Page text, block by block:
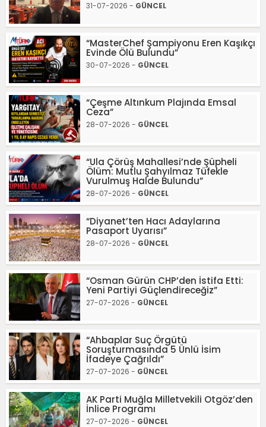
31-07-2026 - GÜNCEL
“MasterChef Şampiyonu Eren Kaşıkçı
Evinde Ölü Bulundu”
30-07-2026 - GÜNCEL
“Çeşme Altınkum Plajında Emsal
Ceza”
28-07-2026 - GÜNCEL
“Ula Çörüş Mahallesi’nde Şüpheli
Ölüm: Mutlu Şahyılmaz Tüfekle
Vurulmuş Halde Bulundu”
28-07-2026 - GÜNCEL
“Diyanet’ten Hacı Adaylarına
Pasaport Uyarısı”
28-07-2026 - GÜNCEL
“Osman Gürün CHP’den İstifa Etti:
Yeni Partiyi Güçlendireceğiz”
27-07-2026 - GÜNCEL
“Ahbaplar Suç Örgütü
Soruşturmasında 5 Ünlü İsim
İfadeye Çağrıldı”
27-07-2026 - GÜNCEL
AK Parti Muğla Milletvekili Otgöz’den
İnlice Programı
27-07-2026 - GÜNCEL